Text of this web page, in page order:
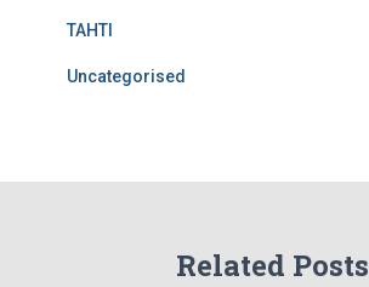
TAHTI
Uncategorised
Related Posts